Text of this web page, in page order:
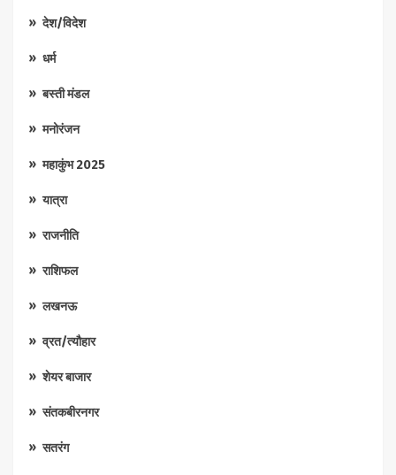
देश/विदेश
धर्म
बस्ती मंडल
मनोरंजन
महाकुंभ 2025
यात्रा
राजनीति
राशिफल
लखनऊ
व्रत/त्यौहार
शेयर बाजार
संतकबीरनगर
सतरंग